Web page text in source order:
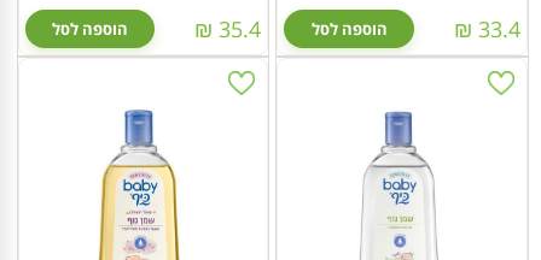
33.4 ₪ הוספה לסל 35.4 ₪ הוספה לסל